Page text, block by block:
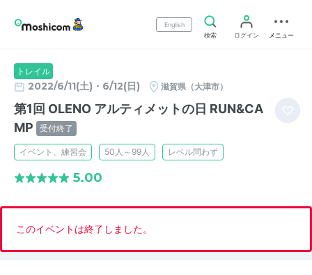
English
検索
ログイン メニュー
トレイル
2022/6/11(土)・6/12(日) 滋賀県（大津市）
第1回 OLENO アルティメットの日 RUN&CA
MP
受付終了
イベント、練習会 50人～99人 レベル問わず
5.00
このイベントは終了しました。